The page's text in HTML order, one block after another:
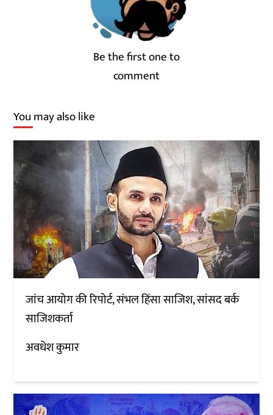
Be the first one to
comment
You may also like
जांच आयोग की रिपोर्ट, संभल हिंसा साजिश, सांसद बर्क
साजिशकर्ता
अवधेश कुमार